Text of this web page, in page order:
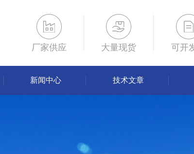
厂家供应 大量现货 可开
新闻中心 技术文章